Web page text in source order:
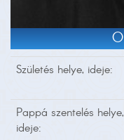
Születés helye, ideje:
Pappá szentelés helye,
ideje: